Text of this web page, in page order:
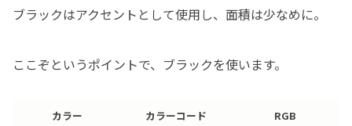
ブラックはアクセントとして使用し、面積は少なめに。
ここぞというポイントで、ブラックを使います。
カラー カラーコード RGB